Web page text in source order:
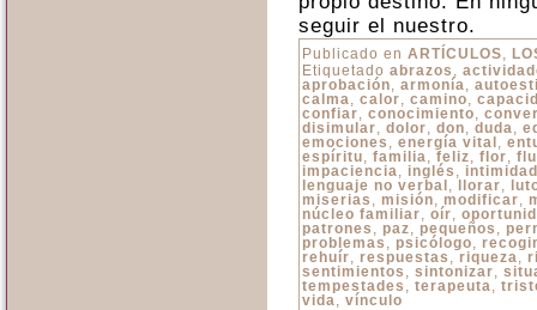
seguir el nuestro.
Publicado en ARTÍCULOS,
Etiquetado abrazos ,
aprobación, armonía,
calma, calor, camino,
confiar, conocimiento,
disimular, dolor, don, duda,
emociones , energía vital ,
espíritu, familia, feliz, flor,
impaciencia, inglés , intimidad
lenguaje no verbal , llorar,
miserias , misión, modificar,
núcleo familiar, oír,
patrones , paz, pequeños ,
problemas , psicólogo,
rehuír, respuestas , riqueza,
sentimientos , sintonizar,
tempestades , terapeuta,
vida, vínculo